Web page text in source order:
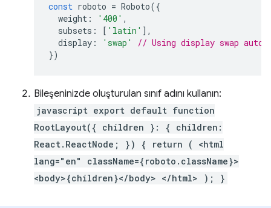
const roboto = Roboto({
weight : '400' ,
subsets : [ 'latin' ],
display : 'swap'
// Using display swap
})
Bileşeninizde oluşturulan sınıf adını kullanın:
javascript export default function
RootLayout({ children }: { children:
React.ReactNode; }) { return ( <html
lang="en" className={roboto.className}>
<body>{children}</body> </html> ); }